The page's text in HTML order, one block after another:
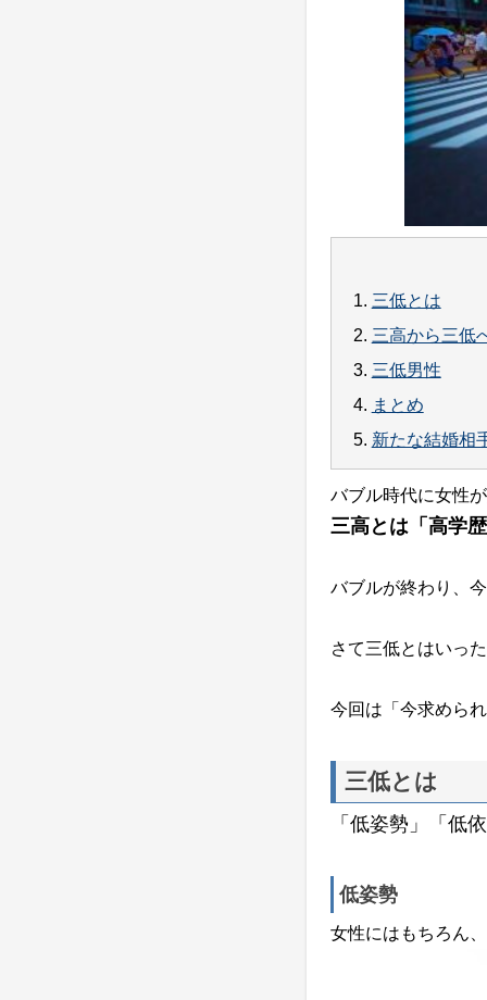
1. 三低とは
2. 三高から三低
3. 三低男性
4. まとめ
5. 新たな結婚相
バブル時代に女性
三高とは「高学
バブルが終わり、
さて三低とはいっ
今回は「今求めら
三低とは
「低姿勢」「低
低姿勢
女性にはもちろん